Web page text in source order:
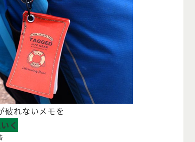
破れないメモを
く